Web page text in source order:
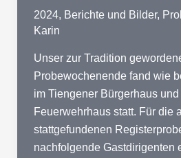
Impressionen
2024, Berichte und Bilder,
Karin
Unser zur Tradition
Probewochenende fand wie
im Tiengener Bürgerhaus
Feuerwehrhaus statt. Für die
stattgefundenen
nachfolgende Gastdirigenten